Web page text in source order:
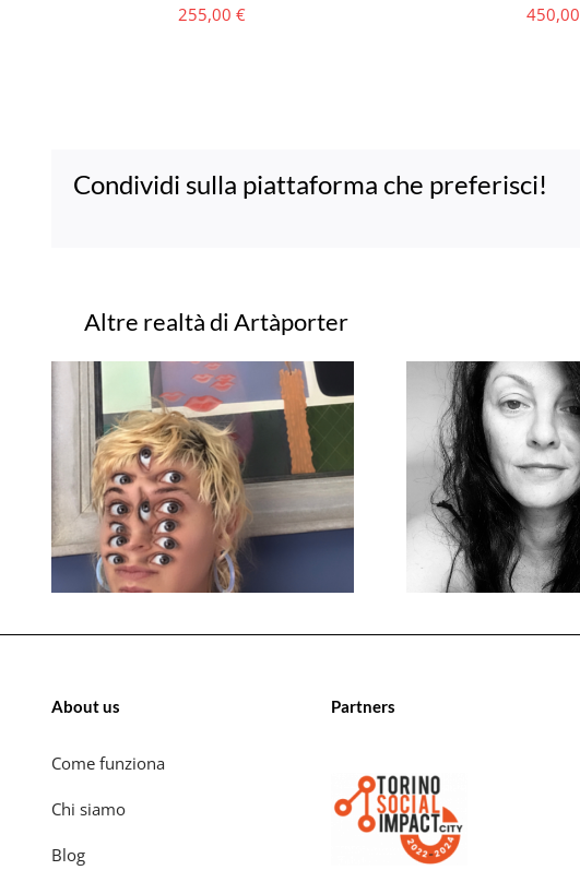
255,00 € 450,00
Condividi sulla piattaforma che preferisci!
Progetti correlati
About us
Come funziona
Chi siamo
Blog
Partners